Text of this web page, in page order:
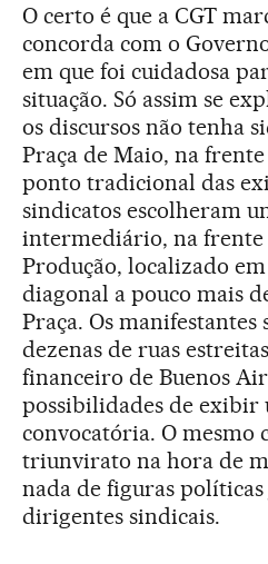
O certo é que a CGT
concorda com o
em que foi cuidadosa
situação. Só assim se
os discursos não tenha
Praça de Maio, na frente
ponto tradicional das
sindicatos escolheram
intermediário, na
Produção, localizado
diagonal a pouco mais
Praça. Os
dezenas de ruas
financeiro de Buenos
possibilidades de exibir
convocatória. O mesmo
triunvirato na hora de
nada de figuras
dirigentes sindicais.